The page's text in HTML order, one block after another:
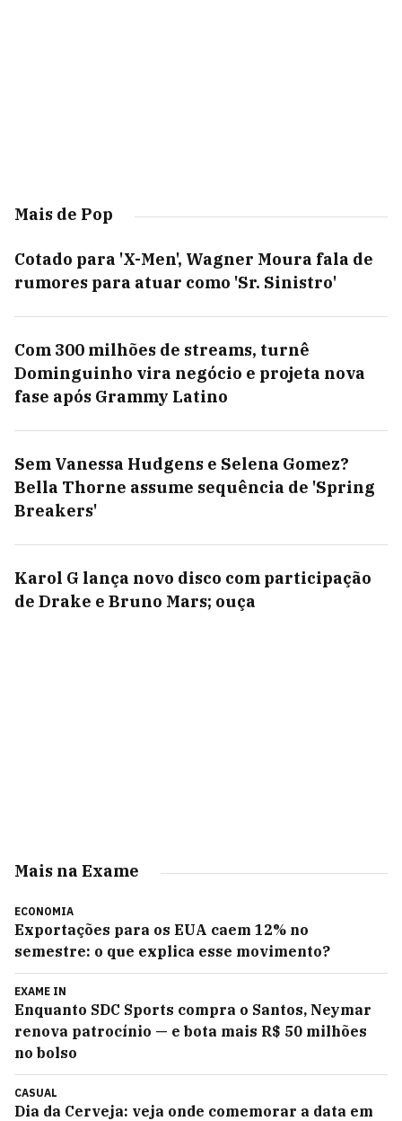
Mais de Pop
Cotado para 'X-Men', Wagner Moura fala de
rumores para atuar como 'Sr. Sinistro'
Com 300 milhões de streams, turnê
Dominguinho vira negócio e projeta nova
fase após Grammy Latino
Sem Vanessa Hudgens e Selena Gomez?
Bella Thorne assume sequência de 'Spring
Breakers'
Karol G lança novo disco com participação
de Drake e Bruno Mars; ouça
Mais na Exame
ECONOMIA
Exportações para os EUA caem 12% no
semestre: o que explica esse movimento?
EXAME IN
Enquanto SDC Sports compra o Santos, Neymar
renova patrocínio — e bota mais R$ 50 milhões
no bolso
CASUAL
Dia da Cerveja: veja onde comemorar a data em